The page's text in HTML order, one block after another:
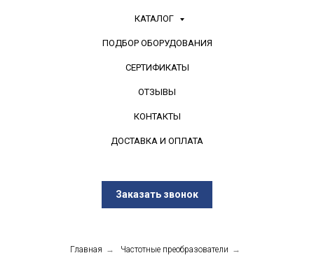
КАТАЛОГ
ПОДБОР ОБОРУДОВАНИЯ
СЕРТИФИКАТЫ
ОТЗЫВЫ
КОНТАКТЫ
ДОСТАВКА И ОПЛАТА
Заказать звонок
Главная → Частотные преобразователи →